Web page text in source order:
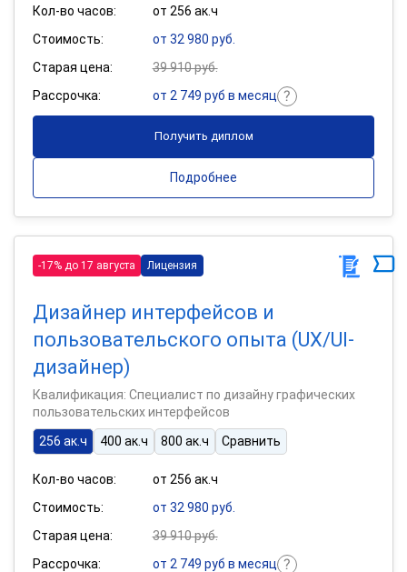
Кол-во часов:
от 256 ак.ч
Стоимость:
от 32 980 руб.
Старая цена:
39 910 руб.
Рассрочка:
от 2 749 руб в месяц
Получить диплом
Подробнее
-17% до 17 августа Лицензия
Дизайнер интерфейсов и
пользовательского опыта (UX/UI-
дизайнер)
Квалификация: Специалист по дизайну графических
пользовательских интерфейсов
256 ак.ч
400 ак.ч 800 ак.ч Сравнить
Кол-во часов:
от 256 ак.ч
Стоимость:
от 32 980 руб.
Старая цена:
39 910 руб.
Рассрочка:
от 2 749 руб в месяц